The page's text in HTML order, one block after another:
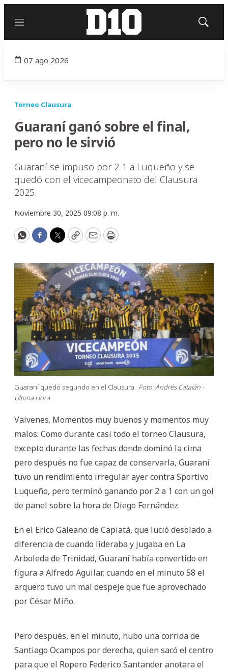
Menú
Mostrar
07 ago 2026
Torneo Clausura
Guaraní ganó sobre el final,
pero no le sirvió
Guaraní se impuso por 2-1 a Luqueño y se
quedó con el vicecampeonato del Clausura
2025.
Noviembre 30, 2025 09:08 p. m.
WhatsApp
Facebook
Twitter
CopyEmailPrint
Guaraní quedó segundo en el Clausura. Foto: Andrés Catalán -
Última Hora
Vaivenes. Momentos muy buenos y momentos muy
malos. Como durante casi todo el torneo Clausura,
excepto durante las fechas donde dominó la cima
pero después no fue capaz de conservarla, Guaraní
tuvo un rendimiento irregular ayer contra Sportivo
Luqueño, pero terminó ganando por 2 a 1 con un gol
de panel sobre la hora de Diego Fernández.
En el Erico Galeano de Capiatá, que lució desolado a
diferencia de cuando lideraba y jugaba en La
Arboleda de Trinidad, Guaraní había convertido en
figura a Alfredo Aguilar, cuando en el minuto 58 el
arquero tuvo un mal despeje que fue aprovechado
por César Miño.
Pero después, en el minuto, hubo una corrida de
Santiago Ocampos por derecha, quien sacó el centro
para que el Ropero Federico Santander anotara el